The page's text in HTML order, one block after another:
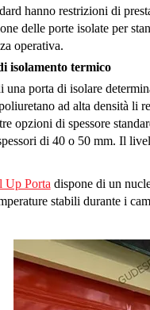
hanno restrizioni di
delle porte isolate per
operativa.
isolamento termico
una porta di isolare
ad alta densità li
opzioni di spessore
di 40 o 50 mm. Il
Up Porta dispone di un
stabili durante i